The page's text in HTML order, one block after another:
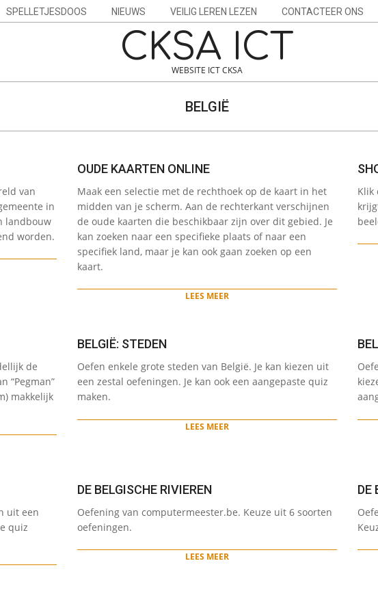
SPELLETJESDOOS NIEUWS VEILIG LEREN LEZEN CONTACTEER ONS
CKSA ICT
WEBSITE ICT CKSA
BELGIË
van
in
landbouw
worden.
OUDE KAARTEN ONLINE
05-
12
Maak een selectie met de rechthoek op de kaart in het
midden van je scherm. Aan de rechterkant verschijnen
de oude kaarten die beschikbaar zijn over dit gebied. Je
kan zoeken naar een specifieke plaats of naar een
specifiek land, maar je kan ook gaan zoeken op een
kaart.
LEES MEER
05-
12
Klik
de
“Pegman”
makkelijk
BELGIË: STEDEN
05-
12
Oefen enkele grote steden van België. Je kan kiezen uit
een zestal oefeningen. Je kan ook een aangepaste quiz
maken.
LEES MEER
05-
12
uit een
quiz
DE BELGISCHE RIVIEREN
05-
10
Oefening van computermeester.be. Keuze uit 6 soorten
oefeningen.
LEES MEER
DE
05-
10